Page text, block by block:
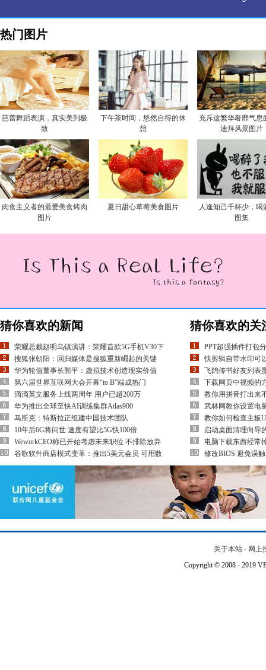
热门图片
芭蕾舞蹈表演，真实美到极
致
下午茶时间，悠然自得的休
憩
充斥这繁华奢靡气息
迪拜风景图片
肉食主义者的最爱美食烤肉
图片
夏日甜心草莓美食图片
人逢知己千杯少，喝
图集
猜你喜欢的新闻
荣耀总裁赵明乌镇演讲：荣耀首款5G手机V30下
搜狐张朝阳：回归媒体是搜狐重新崛起的关键
华为轮值董事长郭平：虚拟技术创造现实价值
第六届世界互联网大会开幕“to B”端成热门
滴滴英文服务上线两周年 用户已超200万
华为推出全球至快AI训练集群Atlas900
马斯克：特斯拉正组建中国技术团队
10年后6G将问世 速度有望比5G快100倍
WeworkCEO称已开始考虑未来职位 不排除放弃
谷歌软件商店模式变革：推出5美元会员 可用数
猜你喜欢的关
PPT超强插件打包
快剪辑自带水印可
飞鸽传书好友列表
下载网页中视频的
教你用拼音打出来
武林网教你设置电
教你如何检查主板
启动桌面清理向导
电脑下载东西经常
修改BIOS 避免误
关于本站 - 网上
Copyright © 2008 - 2019